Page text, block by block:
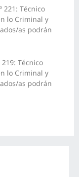
221: Técnico
lo Criminal y
as podrán
Técnico
lo Criminal y
as podrán